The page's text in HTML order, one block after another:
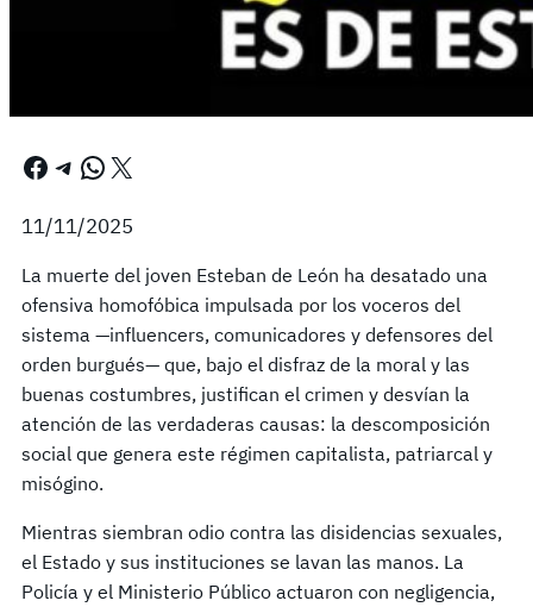
Facebook Telegram WhatsApp X
11/11/2025
La muerte del joven Esteban de León ha desatado una
ofensiva homofóbica impulsada por los voceros del
sistema —influencers, comunicadores y defensores del
orden burgués— que, bajo el disfraz de la moral y las
buenas costumbres, justifican el crimen y desvían la
atención de las verdaderas causas: la descomposición
social que genera este régimen capitalista, patriarcal y
misógino.
Mientras siembran odio contra las disidencias sexuales,
el Estado y sus instituciones se lavan las manos. La
Policía y el Ministerio Público actuaron con negligencia,